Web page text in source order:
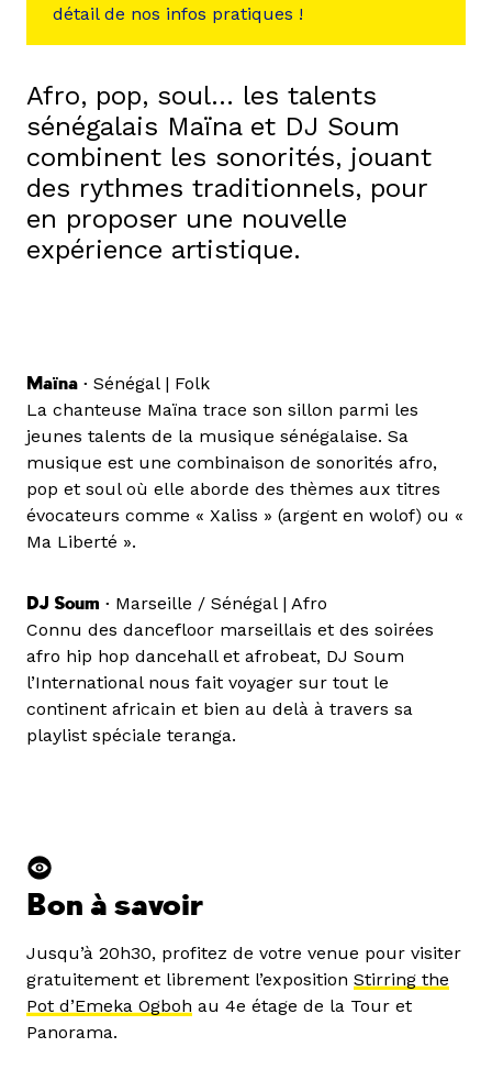
détail de nos infos pratiques !
Afro, pop, soul… les talents
sénégalais Maïna et DJ Soum
combinent les sonorités, jouant
des rythmes traditionnels, pour
en proposer une nouvelle
expérience artistique.
Maïna • Sénégal | Folk
La chanteuse Maïna trace son sillon parmi les
jeunes talents de la musique sénégalaise. Sa
musique est une combinaison de sonorités afro,
pop et soul où elle aborde des thèmes aux titres
évocateurs comme « Xaliss » (argent en wolof) ou «
Ma Liberté ».
DJ Soum • Marseille / Sénégal | Afro
Connu des dancefloor marseillais et des soirées
afro hip hop dancehall et afrobeat, DJ Soum
l’International nous fait voyager sur tout le
continent africain et bien au delà à travers sa
playlist spéciale teranga.
Bon à savoir
Jusqu’à 20h30, profitez de votre venue pour visiter
gratuitement et librement l’exposition Stirring the
Pot d’Emeka Ogboh au 4e étage de la Tour et
Panorama.